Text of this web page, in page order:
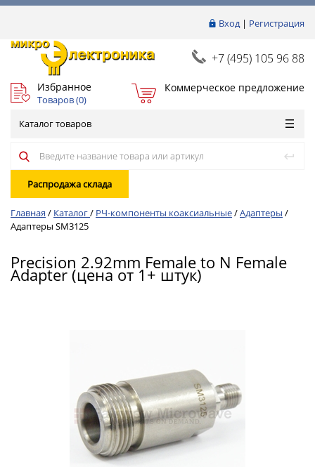
Вход| Регистрация
+7 (495) 105 96 88
Избранное
Товаров (0)
Коммерческое предложение
Каталог товаров
Распродажа склада
Главная / Каталог/ РЧ-компоненты коаксиальные/Адаптеры /
Адаптеры SM3125
Precision 2.92mm Female to N Female
Adapter (цена от 1+ штук)